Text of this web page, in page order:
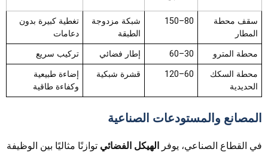
سقف محطة
المطار
80–150
شبكة مزدوجة
الطبقة
تغطية كبيرة بدون
دعامات
محطة المترو
30–60 إطار فضائي
تركيب سريع
محطة السكك
الحديدية
60–120 قشرة شبكية
إضاءة طبيعية
وكفاءة طاقية
المصانع والمستودعات الصناعية
في القطاع الصناعي، يوفر الهيكل الفضائي توازنًا مثاليًا بين الوظيفة